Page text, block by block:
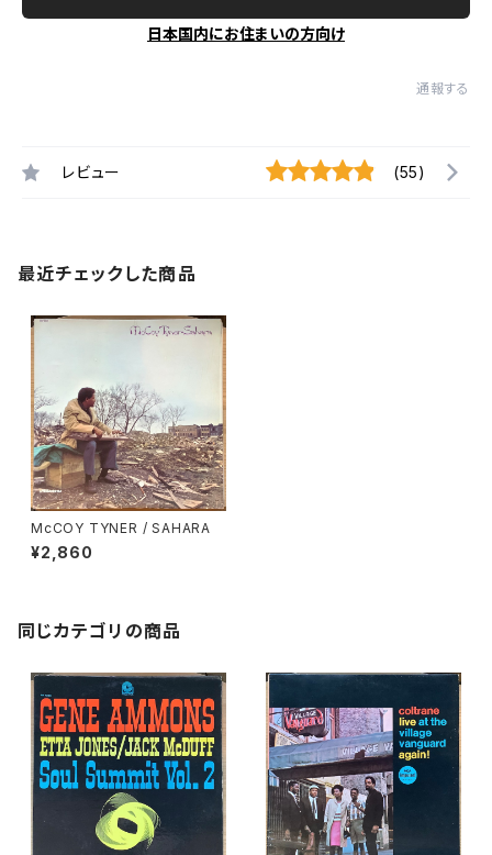
日本国内にお住まいの方向け
通報する
レビュー (55)
最近チェックした商品
McCOY TYNER / SAHARA
¥2,860
同じカテゴリの商品